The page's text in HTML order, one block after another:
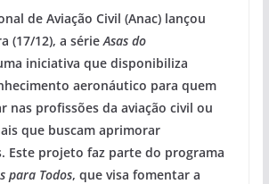
de Aviação Civil (Anac) lançou
(17/12), a série Asas do
iniciativa que disponibiliza
aeronáutico para quem
nas profissões da aviação civil ou
que buscam aprimorar
Este projeto faz parte do programa
para Todos, que visa fomentar a